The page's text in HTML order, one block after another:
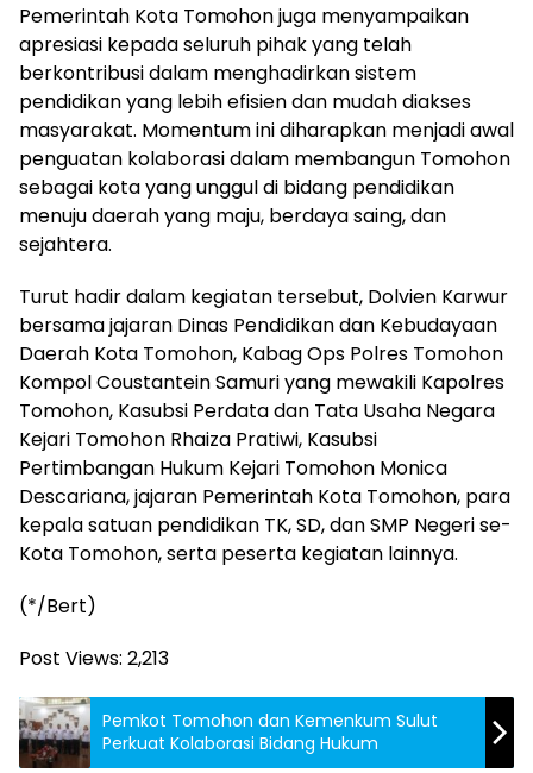
Pemerintah Kota Tomohon juga menyampaikan
apresiasi kepada seluruh pihak yang telah
berkontribusi dalam menghadirkan sistem
pendidikan yang lebih efisien dan mudah diakses
masyarakat. Momentum ini diharapkan menjadi awal
penguatan kolaborasi dalam membangun Tomohon
sebagai kota yang unggul di bidang pendidikan
menuju daerah yang maju, berdaya saing, dan
sejahtera.
Turut hadir dalam kegiatan tersebut, Dolvien Karwur
bersama jajaran Dinas Pendidikan dan Kebudayaan
Daerah Kota Tomohon, Kabag Ops Polres Tomohon
Kompol Coustantein Samuri yang mewakili Kapolres
Tomohon, Kasubsi Perdata dan Tata Usaha Negara
Kejari Tomohon Rhaiza Pratiwi, Kasubsi
Pertimbangan Hukum Kejari Tomohon Monica
Descariana, jajaran Pemerintah Kota Tomohon, para
kepala satuan pendidikan TK, SD, dan SMP Negeri se-
Kota Tomohon, serta peserta kegiatan lainnya.
(*/Bert)
Post Views: 2,213
Pemkot Tomohon dan Kemenkum Sulut
Perkuat Kolaborasi Bidang Hukum